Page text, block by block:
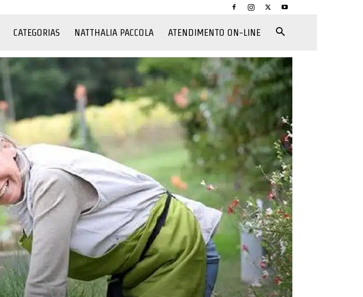
CATEGORIAS NATTHALIA PACCOLA ATENDIMENTO ON-LINE